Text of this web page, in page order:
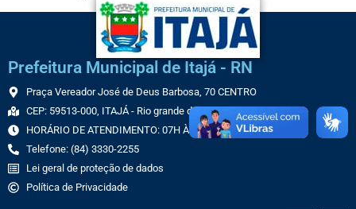
Prefeitura Municipal de Itajá - RN
Praça Vereador José de Deus Barbosa, 70 CENTRO
CEP: 59513-000, ITAJÁ - Rio grande do Norte
HORÁRIO DE ATENDIMENTO: 07H ÀS 13H
Telefone: (84) 3330-2255
Lei geral de proteção de dados
Política de Privacidade